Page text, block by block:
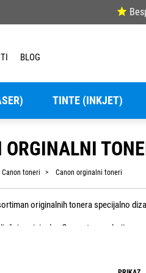
BLOG
TINTE (INKJET)
ORGINALNI
Canon toneri Canon orginalni toneri
originalnih tonera specijalno
originalne Canon tonere koji su
ispisa, jasne i oštre slike te